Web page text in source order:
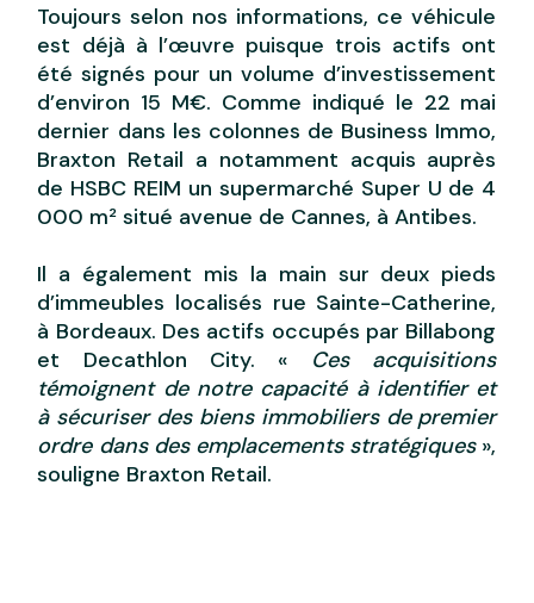
Toujours selon nos informations, ce véhicule
est déjà à l’œuvre puisque trois actifs ont
été signés pour un volume d’investissement
d’environ 15 M€. Comme indiqué le 22 mai
dernier dans les colonnes de Business Immo,
Braxton Retail a notamment acquis auprès
de HSBC REIM un supermarché Super U de 4
000 m² situé avenue de Cannes, à Antibes.
Il a également mis la main sur deux pieds
d’immeubles localisés rue Sainte-Catherine,
à Bordeaux. Des actifs occupés par Billabong
et Decathlon City. « Ces acquisitions
témoignent de notre capacité à identifier et
à sécuriser des biens immobiliers de premier
ordre dans des emplacements stratégiques»,
souligne Braxton Retail.